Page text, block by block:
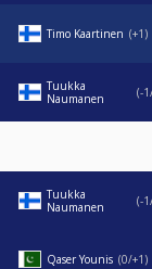
Timo Kaartinen +1
Tuukka
Naumanen
-
Tuukka
Naumanen
-
Qaser Younis 0/+1